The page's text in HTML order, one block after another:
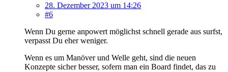
28. Dezember 2023 um 14:26
#6
Wenn Du gerne anpowert möglichst schnell gerade aus surfst,
verpasst Du eher weniger.
Wenn es um Manöver und Welle geht, sind die neuen
Konzepte sicher besser, sofern man ein Board findet, das zu